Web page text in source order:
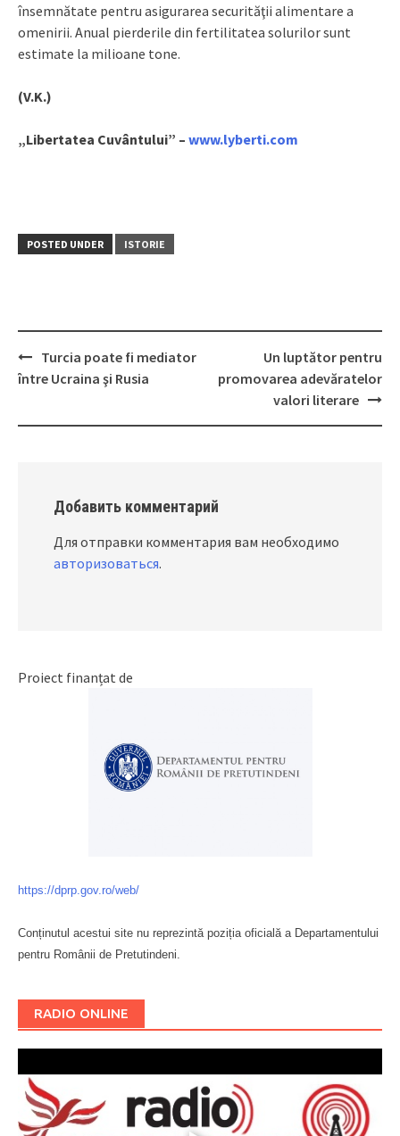
însemnătate pentru asigurarea securităţii alimentare a
omenirii. Anual pierderile din fertilitatea solurilor sunt
estimate la milioane tone.
(V.K.)
„Libertatea Cuvântului” – www.lyberti.com
POSTED UNDER ISTORIE
Post
Turcia poate fi mediator
între Ucraina şi Rusia
Un luptător pentru
promovarea adevăratelor
valori literare
Добавить комментарий
Для отправки комментария вам необходимо
авторизоваться.
Proiect finanțat de
https://dprp.gov.ro/web/
Conținutul acestui site nu reprezintă poziția oficială a Departamentului
pentru Românii de Pretutindeni.
RADIO ONLINE